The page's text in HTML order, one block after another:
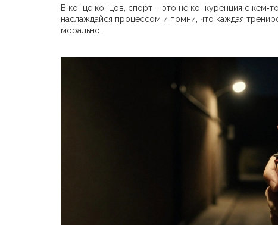
В конце концов, спорт – это не конкуренция с
наслаждайся процессом и помни, что каждая
морально.